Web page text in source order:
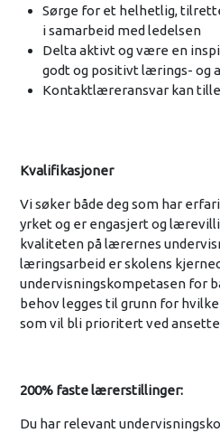
Sørge for et helhetlig,
i samarbeid med ledelsen
Delta aktivt og være en
godt og positivt lærings- og
Kontaktlæreransvar kan
Kvalifikasjoner
Vi søker både deg som har
yrket og er engasjert og
kvaliteten på lærernes
læringsarbeid er skolens
undervisningskompetasen for
behov legges til grunn for
som vil bli prioritert ved
200% faste lærerstillinger:
Du har relevant